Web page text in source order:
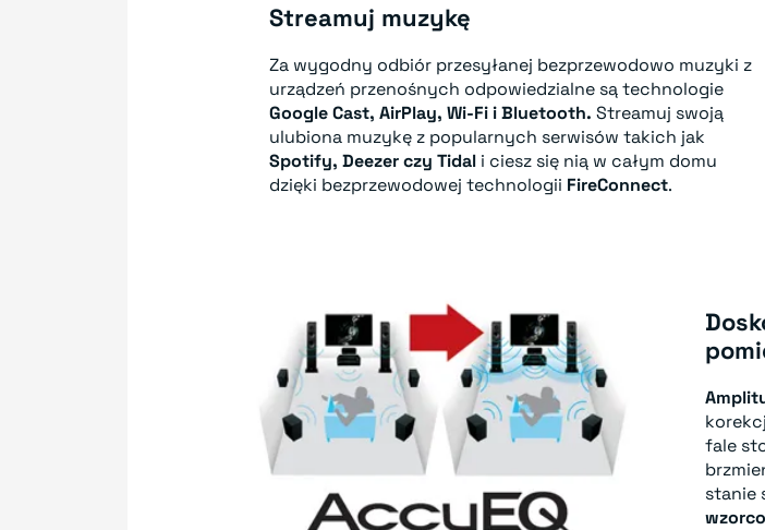
Streamuj muzykę
Za wygodny odbiór przesyłanej bezprzewodowo muzyki z
urządzeń przenośnych odpowiedzialne są technologie
Google Cast, AirPlay, Wi-Fi i Bluetooth. Streamuj swoją
ulubiona muzykę z popularnych serwisów takich jak
Spotify, Deezer czy Tidal i ciesz się nią w całym domu
dzięki bezprzewodowej technologii FireConnect.
fale
stanie